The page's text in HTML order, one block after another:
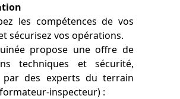
les compétences de vos
sécurisez vos opérations.
propose une offre de
techniques et sécurité,
par des experts du terrain
inspecteur) :